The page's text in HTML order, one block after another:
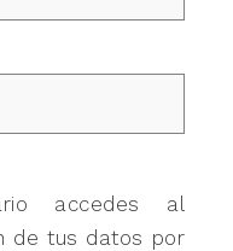
accedes al
de tus datos por